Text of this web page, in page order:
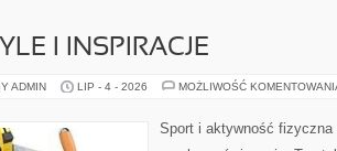
I INSPIRACJE
ADMIN LIP - 4 - 2026 MOŻLIWOŚĆ
Sport i aktywność